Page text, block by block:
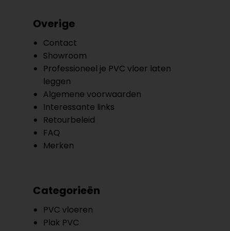
Overige
Contact
Showroom
Professioneel je PVC vloer laten
leggen
Algemene voorwaarden
Interessante links
Retourbeleid
FAQ
Merken
Categorieën
PVC vloeren
Plak PVC